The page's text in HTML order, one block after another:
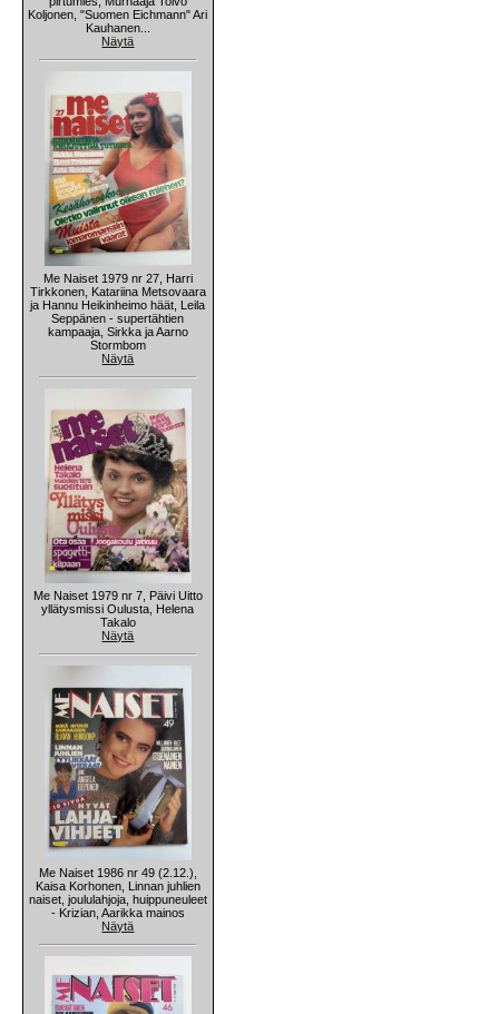
Koljonen, "Suomen Eichmann" Ari
Kauhanen...
Näytä
Me Naiset 1979 nr 27, Harri
Tirkkonen, Katariina Metsovaara
ja Hannu Heikinheimo häät, Leila
Seppänen - supertähtien
kampaaja, Sirkka ja Aarno
Stormbom
Näytä
Me Naiset 1979 nr 7, Päivi Uitto
yllätysmissi Oulusta, Helena
Takalo
Näytä
Me Naiset 1986 nr 49 (2.12.),
Kaisa Korhonen, Linnan juhlien
naiset, joululahjoja, huippuneuleet
- Krizian, Aarikka mainos
Näytä